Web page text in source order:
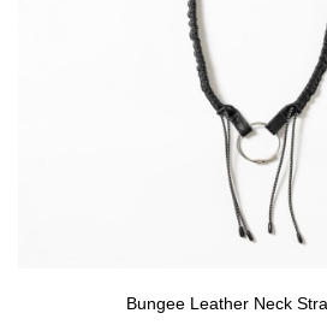
Bungee Leather Neck